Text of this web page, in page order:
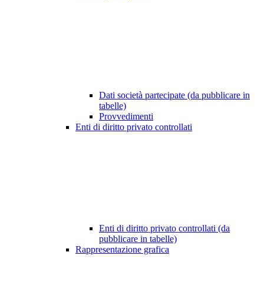
Dati società partecipate (da pubblicare in
tabelle)
Provvedimenti
Enti di diritto privato controllati
Enti di diritto privato controllati (da
pubblicare in tabelle)
Rappresentazione grafica